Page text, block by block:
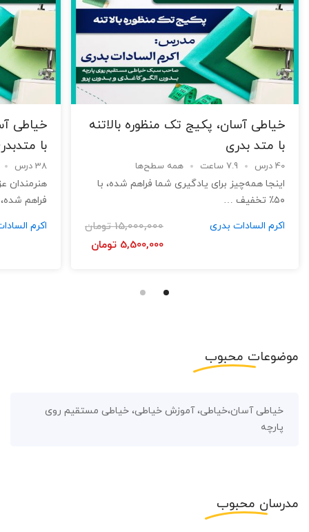
خیاطی آسان، پکیج تک منظوره بالاتنه
با متد بدری
40 درس 7.9 ساعت همه سطح‌ها
اینجا همه‌چیز برای یادگیری شما فراهم شده‌، با
۵۰٪ تخفیف …
اکرم السادات بدری
15,000,000 تومان
5,500,000 تومان
خیاطی
با
38 درس
هنرمندان
فراهم
اکرم
موضوعات محبوب
خیاطی آسان،خیاطی، آموزش خیاطی، خیاطی مستقیم روی
پارچه
مدرسان محبوب